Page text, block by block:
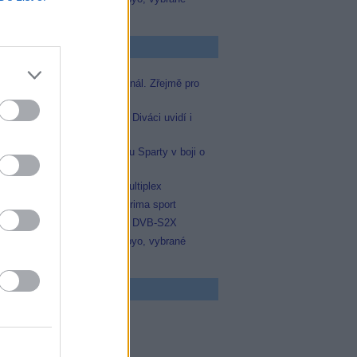
Zprávičky
Skylink spustil nový Test kanál. Zřejmě pro
Prima sport
zařadí Prima sport. Diváci uvidí i
Prima sport odvysílá i odvetu Sparty v boji o
mistrů
Operátor Du převzal další multiplex
Antik TV potvrdil zařazení Prima sport
Networks přešla na DVB-S2X
Niké liga opět komplet na Voyo, vybrané
program